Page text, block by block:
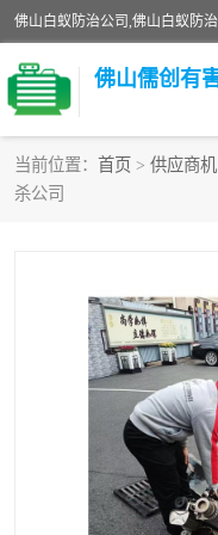
当前位置： 首页 > 供应商机
杀公司
白蚁消杀
除四害
校园消杀